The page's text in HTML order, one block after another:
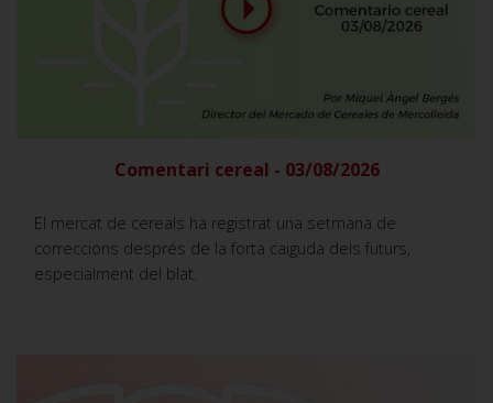
Comentari cereal - 03/08/2026
El mercat de cereals ha registrat una setmana de
correccions després de la forta caiguda dels futurs,
especialment del blat.